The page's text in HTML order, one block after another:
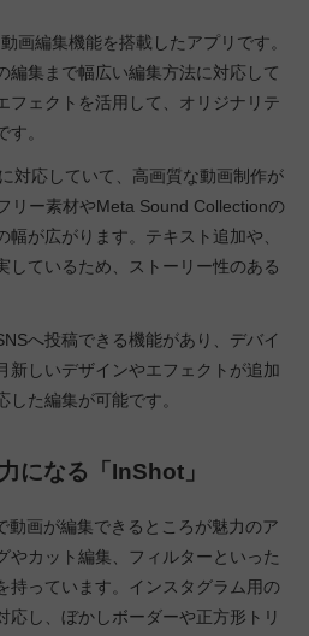
画編集機能を搭載したアプリです。
編集まで幅広い編集方法に対応して
フェクトを活用して、オリジナリテ
。
対応していて、高画質な動画制作が
リー素材やMeta Sound Collectionの
が広がります。テキスト追加や、
しているため、ストーリー性のある
へ投稿できる機能があり、デバイ
新しいデザインやエフェクトが追加
た編集が可能です。
になる「InShot」
動画が編集できるところが魅力のア
やカット編集、フィルターといった
持っています。インスタグラム用の
応し、ぼかしボーダーや正方形トリ